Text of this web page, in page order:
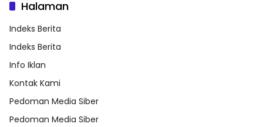
Halaman
Indeks Berita
Indeks Berita
Info Iklan
Kontak Kami
Pedoman Media Siber
Pedoman Media Siber